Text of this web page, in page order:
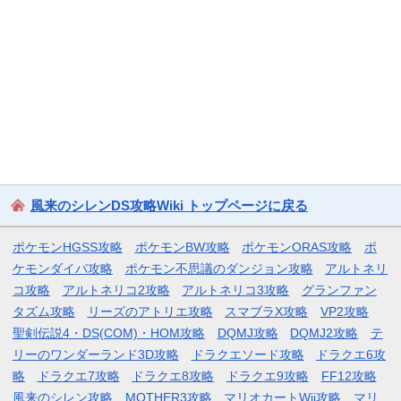
風来のシレンDS攻略Wiki トップページに戻る
ポケモンHGSS攻略 ポケモンBW攻略 ポケモンORAS攻略
ポ
ケモンダイパ攻略
ポケモン不思議のダンジョン攻略
アルトネリ
コ攻略
アルトネリコ2攻略 アルトネリコ3攻略
グランファン
タズム攻略
リーズのアトリエ攻略 スマブラX攻略
VP2攻略
聖剣伝説4・DS(COM)・HOM攻略
DQMJ攻略 DQMJ2攻略
テ
リーのワンダーランド3D攻略
ドラクエソード攻略
ドラクエ6攻
略
ドラクエ7攻略 ドラクエ8攻略 ドラクエ9攻略
FF12攻略
風来のシレン攻略
MOTHER3攻略 マリオカートWii攻略 マリ